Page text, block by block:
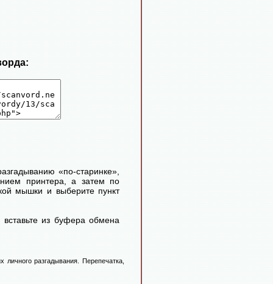
«по-старинке»,
принтера, а затем по
мышки и выберите пункт
из буфера обмена
разгадывания. Перепечатка,